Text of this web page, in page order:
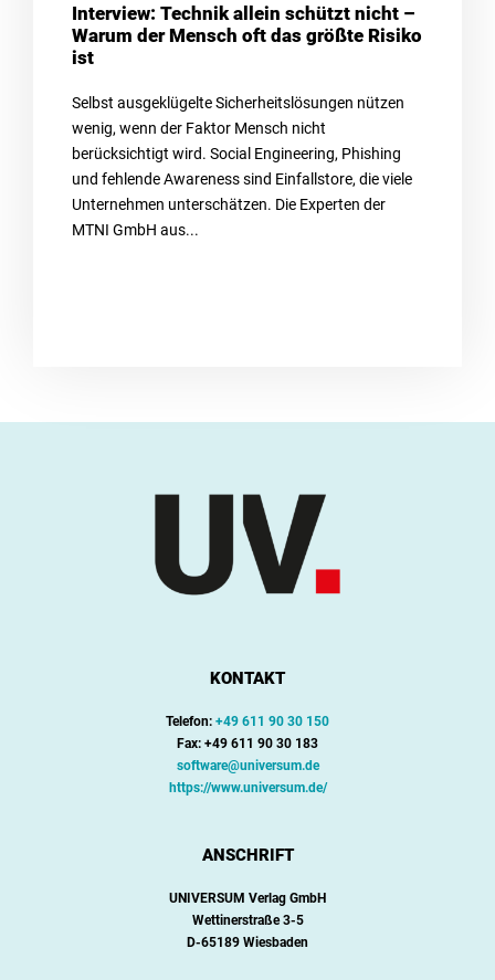
Interview: Technik allein schützt nicht –
Warum der Mensch oft das größte Risiko
ist
Selbst ausgeklügelte Sicherheitslösungen nützen
wenig, wenn der Faktor Mensch nicht
berücksichtigt wird. Social Engineering, Phishing
und fehlende Awareness sind Einfallstore, die viele
Unternehmen unterschätzen. Die Experten der
MTNI GmbH aus...
KONTAKT
Telefon: +49 611 90 30 150
Fax: +49 611 90 30 183
software@universum.de
https://www.universum.de/
ANSCHRIFT
UNIVERSUM Verlag GmbH
Wettinerstraße 3-5
D-65189 Wiesbaden